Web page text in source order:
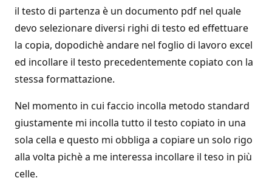
il testo di partenza è un documento pdf nel quale
devo selezionare diversi righi di testo ed effettuare
la copia, dopodichè andare nel foglio di lavoro excel
ed incollare il testo precedentemente copiato con la
stessa formattazione.
Nel momento in cui faccio incolla metodo standard
giustamente mi incolla tutto il testo copiato in una
sola cella e questo mi obbliga a copiare un solo rigo
alla volta pichè a me interessa incollare il teso in più
celle.